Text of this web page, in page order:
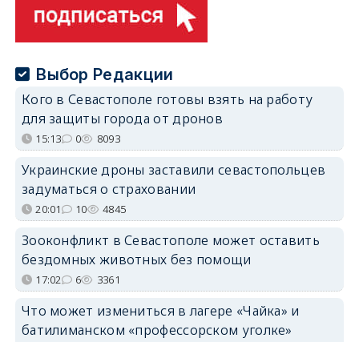
Выбор Редакции
Кого в Севастополе готовы взять на работу
для защиты города от дронов
15:13 0 8093
Украинские дроны заставили севастопольцев
задуматься о страховании
20:01 10 4845
Зооконфликт в Севастополе может оставить
бездомных животных без помощи
17:02 6 3361
Что может измениться в лагере «Чайка» и
батилиманском «профессорском уголке»